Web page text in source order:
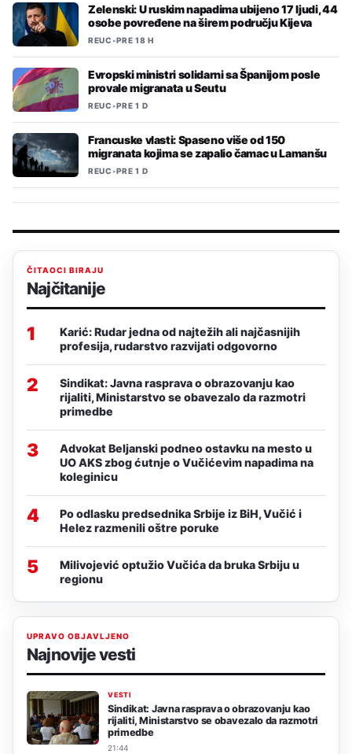
Zelenski: U ruskim napadima ubijeno 17 ljudi, 44
osobe povređene na širem području Kijeva
REUC•PRE 18 H
Evropski ministri solidarni sa Španijom posle
provale migranata u Seutu
REUC•PRE 1 D
Francuske vlasti: Spaseno više od 150
migranata kojima se zapalio čamac u Lamanšu
REUC•PRE 1 D
ČITAOCI BIRAJU
Najčitanije
1
Karić: Rudar jedna od najtežih ali najčasnijih
profesija, rudarstvo razvijati odgovorno
2
Sindikat: Javna rasprava o obrazovanju kao
rijaliti, Ministarstvo se obavezalo da razmotri
primedbe
3
Advokat Beljanski podneo ostavku na mesto u
UO AKS zbog ćutnje o Vučićevim napadima na
koleginicu
4
Po odlasku predsednika Srbije iz BiH, Vučić i
Helez razmenili oštre poruke
5
Milivojević optužio Vučića da bruka Srbiju u
regionu
UPRAVO OBJAVLJENO
Najnovije vesti
VESTI
Sindikat: Javna rasprava o obrazovanju kao
rijaliti, Ministarstvo se obavezalo da razmotri
primedbe
21:44